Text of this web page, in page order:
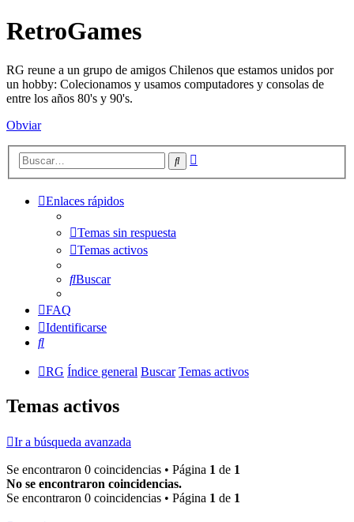
RetroGames
RG reune a un grupo de amigos Chilenos que estamos unidos por
un hobby: Colecionamos y usamos computadores y consolas de
entre los años 80's y 90's.
Obviar
Buscar
Enlaces rápidos
Temas sin respuesta
Temas activos
Buscar
FAQ
Identificarse
Buscar
RG Índice general Buscar Temas activos
Temas activos
Ir a búsqueda avanzada
Se encontraron 0 coincidencias • Página 1 de 1
No se encontraron coincidencias.
Se encontraron 0 coincidencias • Página 1 de 1